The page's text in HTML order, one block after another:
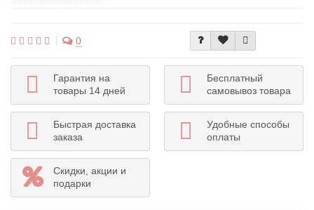
0
Гарантия на
товары 14 дней
Бесплатный
самовывоз товара
Быстрая доставка
заказа
Удобные способы
оплаты
Скидки, акции и
подарки